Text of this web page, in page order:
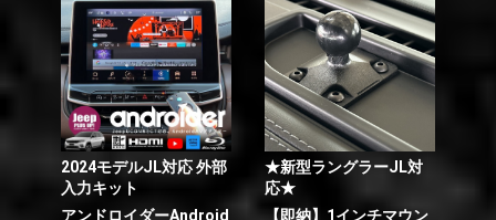
2024モデルJL対応 外部
入力キット
アンドロイダーAndroid
★新型ラングラーJL対
応★
【即納】1インチマウン